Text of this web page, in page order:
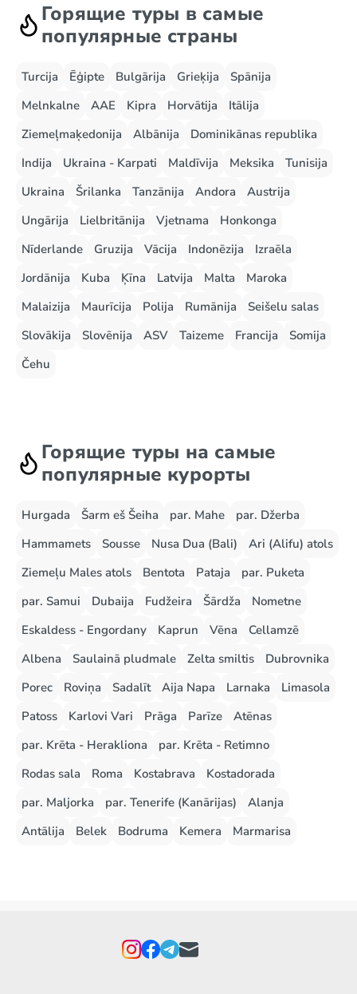
Горящие туры в самые
популярные страны
Turcija Ēģipte Bulgārija Grieķija
Spānija
Melnkalne
AAE Kipra Horvātija
Itālija
Ziemeļmaķedonija
Albānija
Dominikānas republika
Indija
Ukraina - Karpati Maldīvija Meksika
Tunisija
Ukraina
Šrilanka Tanzānija Andora
Austrija
Ungārija
Lielbritānija Vjetnama
Honkonga
Nīderlande
Gruzija Vācija Indonēzija
Izraēla
Jordānija
Kuba Ķīna Latvija Malta
Maroka
Malaizija
Maurīcija Polija Rumānija
Seišelu salas
Slovākija
Slovēnija ASV Taizeme Francija
Somija
Čehu
Горящие туры на самые
популярные курорты
Hurgada Šarm eš Šeiha par. Mahe
par. Džerba
Hammamets
Sousse Nusa Dua (Bali)
Ari (Alifu) atols
Ziemeļu Males atols
Bentota Pataja
par. Puketa
par. Samui
Dubaija Fudžeira Šārdža
Nometne
Eskaldess - Engordany
Kaprun Vēna
Cellamzē
Albena
Saulainā pludmale Zelta smiltis
Dubrovnika
Porec
Roviņa Sadalīt Aija Napa Larnaka
Limasola
Patoss
Karlovi Vari Prāga Parīze
Atēnas
par. Krēta - Herakliona
par. Krēta - Retimno
Rodas sala
Roma Kostabrava
Kostadorada
par. Maljorka
par. Tenerife (Kanārijas)
Alanja
Antālija
Belek Bodruma Kemera Marmarisa